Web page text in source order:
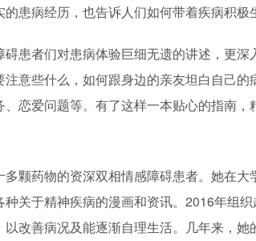
患病经历，也告诉人们如何带着疾病积极
患者们对患病体验巨细无遗的讲述，更
意些什么，如何跟身边的亲友坦白自己
恋爱问题等。有了这样一本贴心的指南
颗药物的资深双相情感障碍患者。她在
关于精神疾病的漫画和资讯。2016年组
改善病况及能逐渐自理生活。几年来，她